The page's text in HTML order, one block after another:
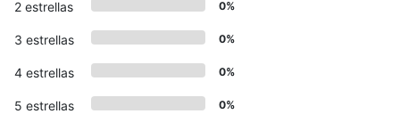
2 estrellas 0%
3 estrellas 0%
4 estrellas 0%
5 estrellas 0%